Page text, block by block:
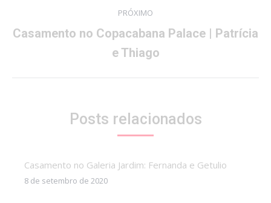
PRÓXIMO
Próximo
post:
Casamento no Copacabana Palace | Patrícia
e Thiago
Posts relacionados
Casamento no Galeria Jardim: Fernanda e Getulio
8 de setembro de 2020